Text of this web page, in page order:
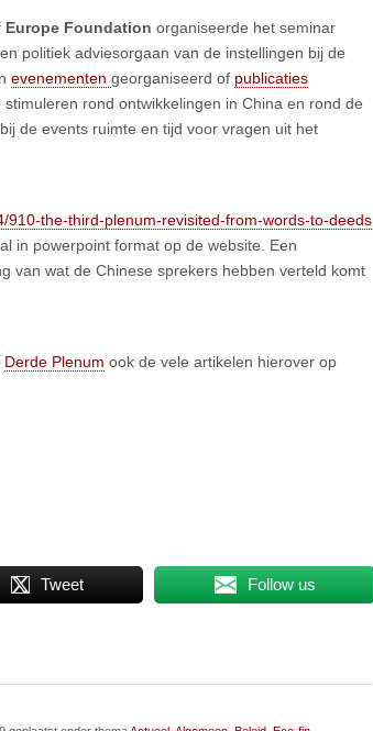
Europe Foundation organiseerde het seminar
politiek adviesorgaan van de instellingen bij de
evenementen georganiseerd of publicaties
rond ontwikkelingen in China en rond de
de events ruimte en tijd voor vragen uit het
the-third-plenum-revisited-from-words-to-deeds
in powerpoint format op de website. Een
van wat de Chinese sprekers hebben verteld komt
Derde Plenum ook de vele artikelen hierover op
Tweet Follow us